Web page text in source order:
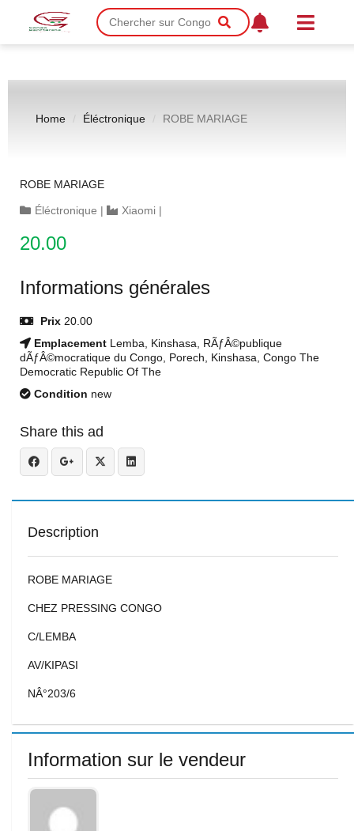
Home Éléctronique ROBE MARIAGE
ROBE MARIAGE
Éléctronique | Xiaomi |
20.00
Informations générales
Prix 20.00
Emplacement Lemba, Kinshasa, RÃƒÂ©publique
dÃƒÂ©mocratique du Congo, Porech, Kinshasa, Congo The
Democratic Republic Of The
Condition new
Share this ad
Description
ROBE MARIAGE
CHEZ PRESSING CONGO
C/LEMBA
AV/KIPASI
NÂ°203/6
Information sur le vendeur